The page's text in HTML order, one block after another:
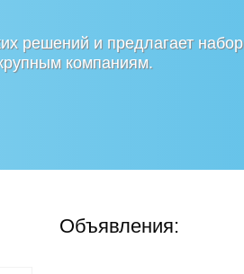
решений и предлагает набор
компаниям.
Объявления: